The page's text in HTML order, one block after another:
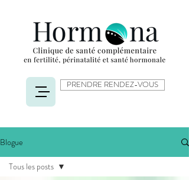
PRENDRE RENDEZ-VOUS
Blogue
Tous les posts